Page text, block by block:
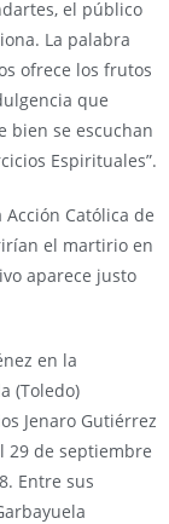
el público
La palabra
ofrece los frutos
que
bien se escuchan
Espirituales”.
Católica de
el martirio en
aparece justo
en la
(Toledo)
Jenaro Gutiérrez
29 de septiembre
Entre sus